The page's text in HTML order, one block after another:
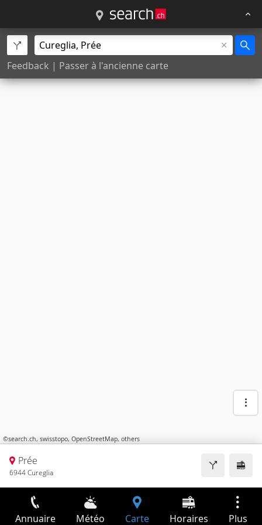
Feedback | Passer à l'ancienne carte
©search.ch, swisstopo, OpenStreetMap, others
Prée
6944 Cureglia
Annuaire Météo Carte Horaires Plus